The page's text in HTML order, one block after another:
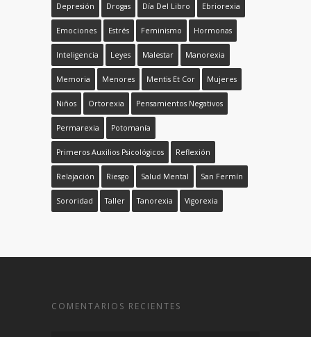
Depresión Drogas Día Del Libro Ebriorexia
Emociones Estrés Feminismo Hormonas
Inteligencia Leyes Malestar Manorexia
Memoria Menores Mentis Et Cor Mujeres
Niños Ortorexia Pensamientos Negativos
Permarexia Potomanía
Primeros Auxilios Psicológicos Reflexión
Relajación Riesgo Salud Mental San Fermín
Sororidad Taller Tanorexia Vigorexia
COMENTARIOS RECIENTES